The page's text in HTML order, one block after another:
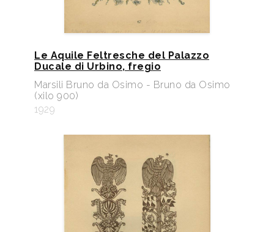
Le Aquile Feltresche del Palazzo
Ducale di Urbino, fregio
Marsili Bruno da Osimo - Bruno da Osimo
(xilo 900)
1929